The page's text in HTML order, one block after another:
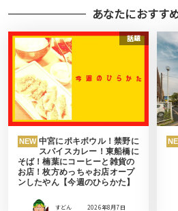
あなたにおすす
話題
NEW 中宮にポキボウル！禁野に
スパイスカレー！東船橋に
そば！楠葉にコーヒーと雑貨の
お店！枚方めっちゃお店オープ
ンしたやん【今週のひらかた】
すどん 2026年8月7日